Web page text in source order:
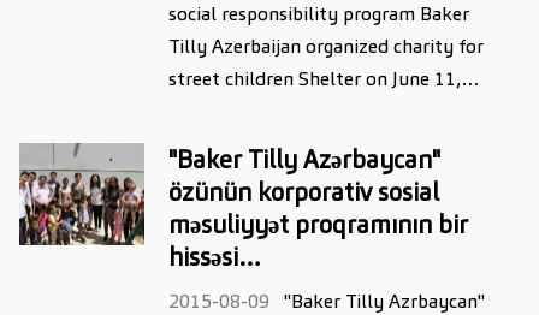
social responsibility program Baker
Tilly Azerbaijan organized charity for
street children Shelter on June 11,…
"Baker Tilly Azərbaycan"
özünün korporativ sosial
məsuliyyət proqramının bir
hissəsi…
2015-08-09
"Baker Tilly Azrbaycan"